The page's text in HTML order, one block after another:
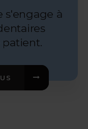
s'engage à
patient.